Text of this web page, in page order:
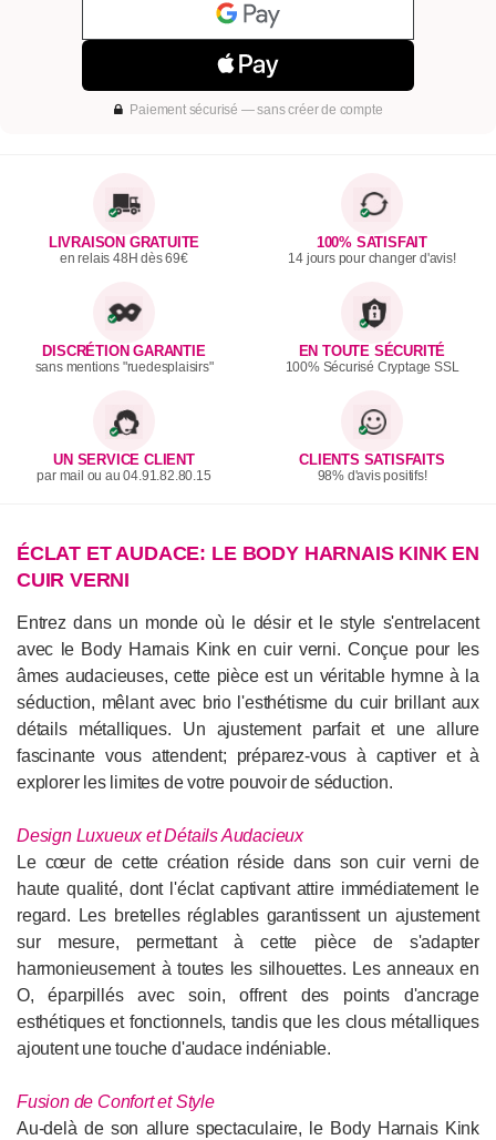
Paiement sécurisé — sans créer de compte
LIVRAISON GRATUITE
en relais 48H dès 69€
100% SATISFAIT
14 jours pour changer d'avis!
DISCRÉTION GARANTIE
sans mentions "ruedesplaisirs"
EN TOUTE SÉCURITÉ
100% Sécurisé Cryptage SSL
UN SERVICE CLIENT
par mail ou au 04.91.82.80.15
CLIENTS SATISFAITS
98% d'avis positifs!
ÉCLAT ET AUDACE: LE BODY HARNAIS KINK EN
CUIR VERNI
Entrez dans un monde où le désir et le style s'entrelacent
avec le Body Harnais Kink en cuir verni. Conçue pour les
âmes audacieuses, cette pièce est un véritable hymne à la
séduction, mêlant avec brio l'esthétisme du cuir brillant aux
détails métalliques. Un ajustement parfait et une allure
fascinante vous attendent; préparez-vous à captiver et à
explorer les limites de votre pouvoir de séduction.
Design Luxueux et Détails Audacieux
Le cœur de cette création réside dans son cuir verni de
haute qualité, dont l'éclat captivant attire immédiatement le
regard. Les bretelles réglables garantissent un ajustement
sur mesure, permettant à cette pièce de s'adapter
harmonieusement à toutes les silhouettes. Les anneaux en
O, éparpillés avec soin, offrent des points d'ancrage
esthétiques et fonctionnels, tandis que les clous métalliques
ajoutent une touche d'audace indéniable.
Fusion de Confort et Style
Au-delà de son allure spectaculaire, le Body Harnais Kink